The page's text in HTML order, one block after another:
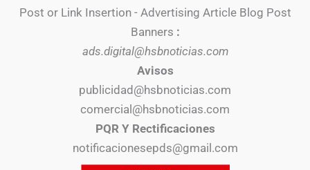
Post or Link Insertion - Advertising Article Blog Post
Banners :
ads.digital@hsbnoticias.com
Avisos
publicidad@hsbnoticias.com
comercial@hsbnoticias.com
PQR Y Rectificaciones
notificacionesepds@gmail.com